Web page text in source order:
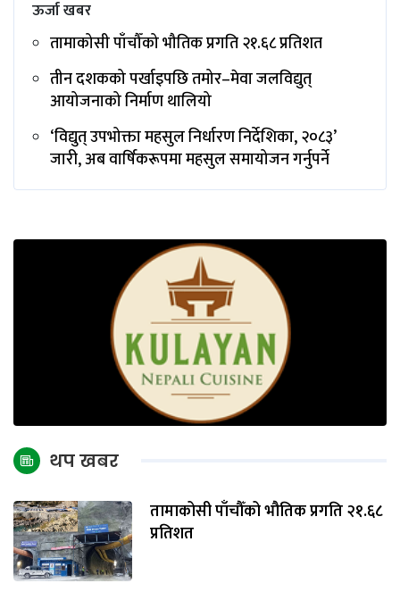
ऊर्जा खबर
तामाकोसी पाँचौँको भौतिक प्रगति २१.६८ प्रतिशत
तीन दशकको पर्खाइपछि तमोर–मेवा जलविद्युत्
आयोजनाको निर्माण थालियो
‘विद्युत् उपभोक्ता महसुल निर्धारण निर्देशिका, २०८३’
जारी, अब वार्षिकरूपमा महसुल समायोजन गर्नुपर्ने
थप खबर
तामाकोसी पाँचौँको भौतिक प्रगति २१.६८
प्रतिशत